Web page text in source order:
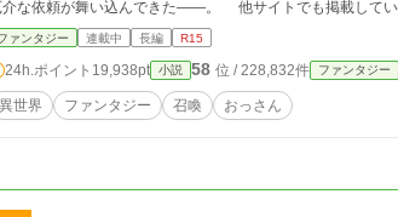
ァンタジー 連載中 長編 R15
24h.ポイント 19,938pt 小説 58 位 / 228,832件 ファンタジー
異世界 ファンタジー 召喚 おっさん